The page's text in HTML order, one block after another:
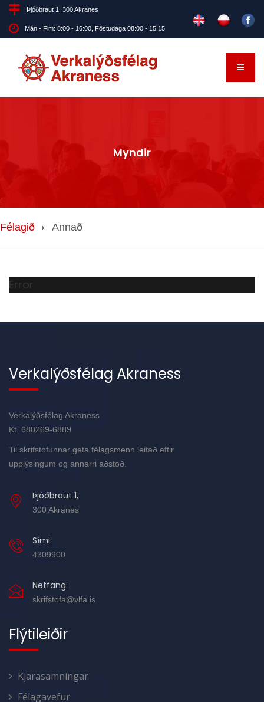
Þjóðbraut 1, 300 Akranes
Mán - Fim: 8:00 - 16:00, Föstudaga 08:00 - 15:15
Myndir
Félagið Annað
Error
Verkalýðsfélag Akraness
Verkalýðsfélag Akraness
Kt. 680269-6889
Til skrifstofunnar geta félagsmenn leitað eftir
upplýsingum og annarri aðstoð.
Þjóðbraut 1,
300 Akranes
Sími:
4309900
Netfang:
skrifstofa@vlfa.is
Flýtileiðir
Kjarasamningar
Félagavefur